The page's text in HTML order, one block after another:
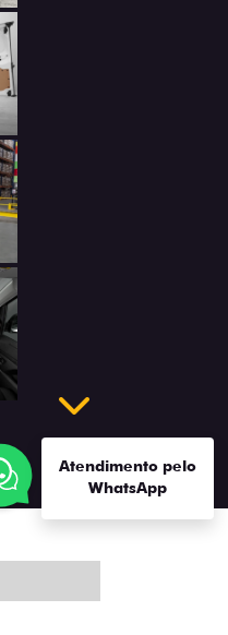
Atendimento pelo
WhatsApp